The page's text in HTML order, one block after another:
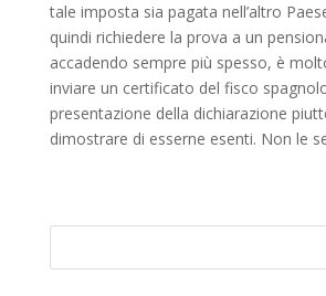
tale imposta sia pagata nell’altro
quindi richiedere la prova a un
accadendo sempre più spesso, è
inviare un certificato del fisco
presentazione della dichiarazione
dimostrare di esserne esenti. Non le